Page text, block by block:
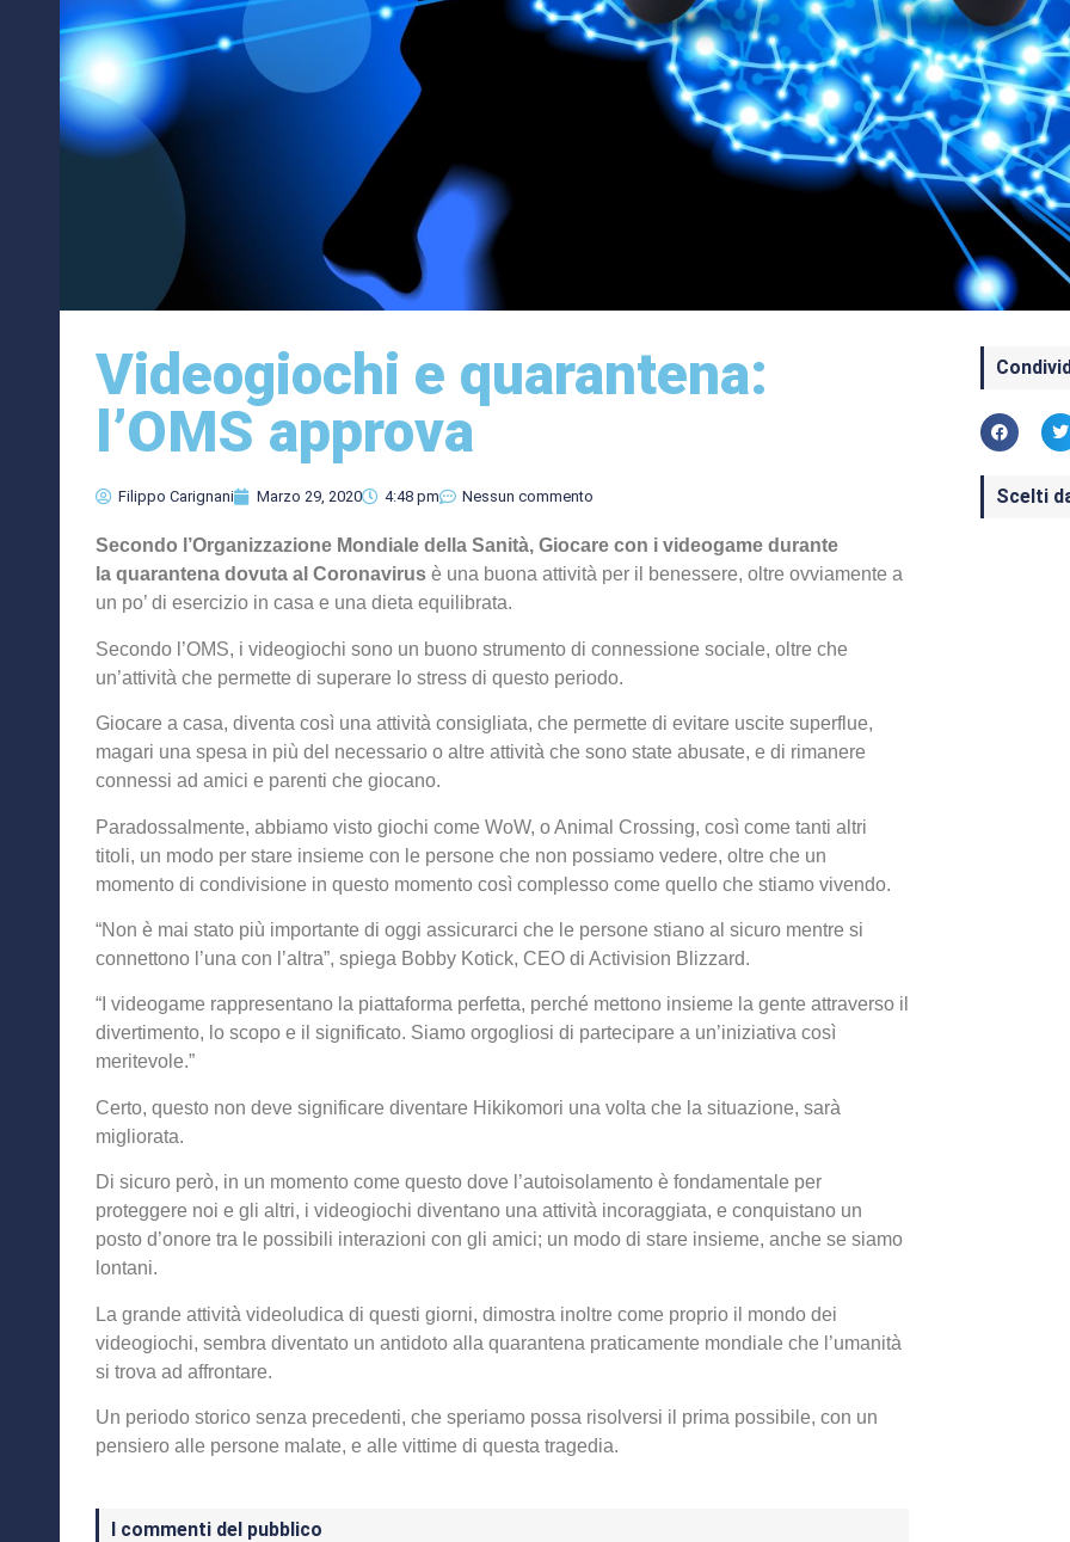
Videogiochi e quarantena:
l’OMS approva
Filippo Carignani Marzo 29, 2020 4:48 pm Nessun commento
Secondo l’Organizzazione Mondiale della Sanità, Giocare con i videogame durante
la quarantena dovuta al Coronavirus è una buona attività per il benessere, oltre ovviamente a
un po’ di esercizio in casa e una dieta equilibrata.
Secondo l’OMS, i videogiochi sono un buono strumento di connessione sociale, oltre che
un’attività che permette di superare lo stress di questo periodo.
Giocare a casa, diventa così una attività consigliata, che permette di evitare uscite superflue,
magari una spesa in più del necessario o altre attività che sono state abusate, e di rimanere
connessi ad amici e parenti che giocano.
Paradossalmente, abbiamo visto giochi come WoW, o Animal Crossing, così come tanti altri
titoli, un modo per stare insieme con le persone che non possiamo vedere, oltre che un
momento di condivisione in questo momento così complesso come quello che stiamo vivendo.
“Non è mai stato più importante di oggi assicurarci che le persone stiano al sicuro mentre si
connettono l’una con l’altra”, spiega Bobby Kotick, CEO di Activision Blizzard.
“I videogame rappresentano la piattaforma perfetta, perché mettono insieme la gente attraverso il
divertimento, lo scopo e il significato. Siamo orgogliosi di partecipare a un’iniziativa così
meritevole.”
Certo, questo non deve significare diventare Hikikomori una volta che la situazione, sarà
migliorata.
Di sicuro però, in un momento come questo dove l’autoisolamento è fondamentale per
proteggere noi e gli altri, i videogiochi diventano una attività incoraggiata, e conquistano un
posto d’onore tra le possibili interazioni con gli amici; un modo di stare insieme, anche se siamo
lontani.
La grande attività videoludica di questi giorni, dimostra inoltre come proprio il mondo dei
videogiochi, sembra diventato un antidoto alla quarantena praticamente mondiale che l’umanità
si trova ad affrontare.
Un periodo storico senza precedenti, che speriamo possa risolversi il prima possibile, con un
pensiero alle persone malate, e alle vittime di questa tragedia.
I commenti del pubblico
Scelti